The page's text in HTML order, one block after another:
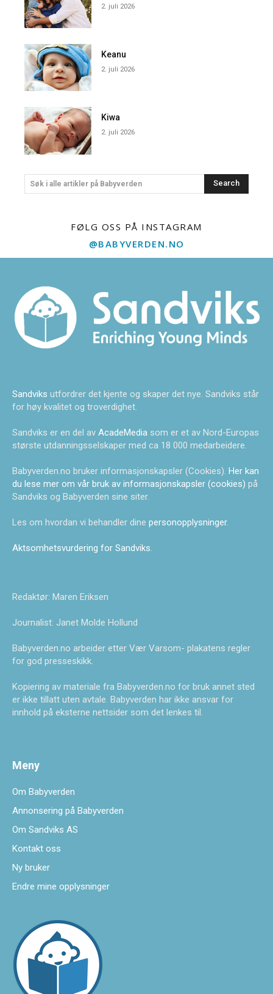
2. juli 2026
Keanu
2. juli 2026
Kiwa
2. juli 2026
Søk i alle artikler på Babyverden Search
FØLG OSS PÅ INSTAGRAM
@BABYVERDEN.NO
Sandviks utfordrer det kjente og skaper det nye. Sandviks står
for høy kvalitet og troverdighet.
Sandviks er en del av AcadeMedia som er et av Nord-Europas
største utdanningsselskaper med ca 18 000 medarbeidere.
Babyverden.no bruker informasjonskapsler (Cookies). Her kan
du lese mer om vår bruk av informasjonskapsler (cookies) på
Sandviks og Babyverden sine siter.
Les om hvordan vi behandler dine personopplysninger.
Aktsomhetsvurdering for Sandviks.
Redaktør: Maren Eriksen
Journalist: Janet Molde Hollund
Babyverden.no arbeider etter Vær Varsom- plakatens regler
for god presseskikk.
Kopiering av materiale fra Babyverden.no for bruk annet sted
er ikke tillatt uten avtale. Babyverden har ikke ansvar for
innhold på eksterne nettsider som det lenkes til.
Meny
Om Babyverden
Annonsering på Babyverden
Om Sandviks AS
Kontakt oss
Ny bruker
Endre mine opplysninger